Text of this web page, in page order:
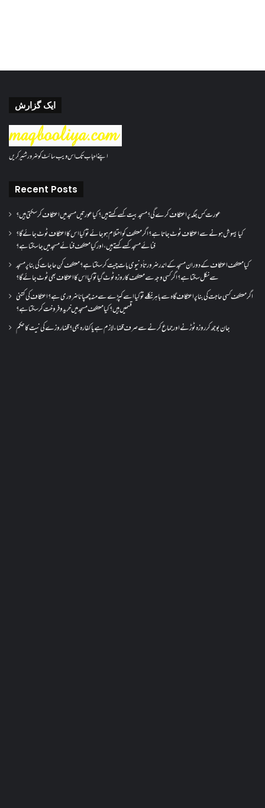
ایک گزارش
اپنے احباب تک اس ویب سائٹ کو ضرور شئیر کریں
Recent Posts
عورت کس جگہ پر اعتکاف کرے گی؟مسجد بیت کسے کہتے ہیں؟کیا عورتیں مسجد میں اعتکاف کر سکتی ہیں؟
کیا بیہوش ہونے سے اعتکاف ٹوٹ جاتا ہے؟ اگر معتکف کو احتلام ہو جائے تو کیا اس کا اعتکاف ٹوٹ جائے گا؟
فنائے مسجد کسے کہتے ہیں ، اور کیا معتکف فنائے مسجد میں جا سکتا ہے؟
کیا معتکف اعتکاف کے دوران مسجد کے اندر ضرورتاً دنیوی بات چیت کر سکتا ہے؟معتکف کن حاجات کی بنا پر مسجد
سے نکل سکتا ہے؟ اگر کسی وجہ سے معتکف کا روزہ ٹوٹ گیا تو کیا اس کا اعتکاف بھی ٹوٹ جائے گا؟
اگر معتکف کسی حاجت کی بنا پر اعتکاف گاہ سے باہر نکلے تو کیا اسے کپڑے سے منہ چھپانا ضروری ہے؟اعتکاف کی کتنی
قسمیں ہیں؟کیا معتکف مسجد میں خرید و فروخت کر سکتا ہے؟
جان بوجھ کر روزہ ٹوڑنے اور جماع کرنے سے صرف قضاء لازم ہے یا کفارہ بھی؟ قضا روزے کی نیت کا حکم